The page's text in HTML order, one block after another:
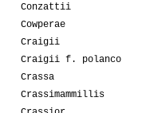
Conzattii
Cowperae
Craigii
Craigii f. polanco
Crassa
Crassimammillis